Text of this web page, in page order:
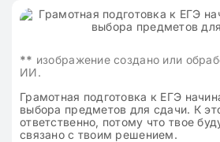
** изображение создано или
ИИ.
Грамотная подготовка к ЕГЭ
выбора предметов для сдачи. К
ответственно, потому что твое
связано с твоим решением.